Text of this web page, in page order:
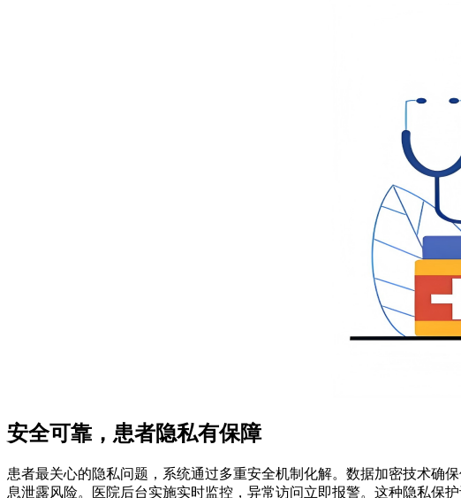
安全可靠，患者隐私有保障
患者最关心的隐私问题，系统通过多重安全机制化解。数据加密技术确
息泄露风险。医院后台实施实时监控，异常访问立即报警。这种隐私保